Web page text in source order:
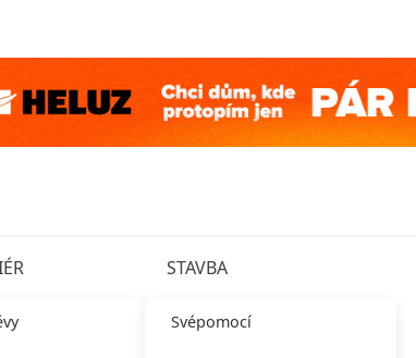
STAVBA
Svépomocí